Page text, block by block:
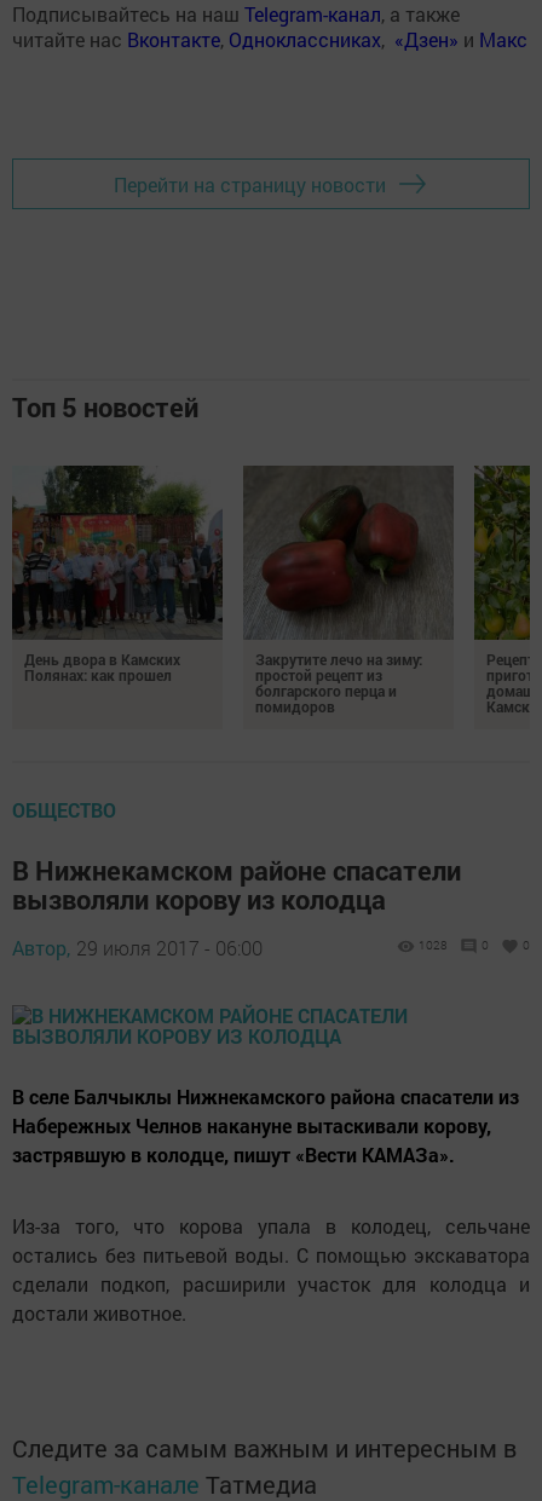
Подписывайтесь на наш Telegram-канал, а также
читайте нас Вконтакте, Одноклассниках, «Дзен» и Макс
Перейти на страницу новости
Топ 5 новостей
День двора в Камских
Полянах: как прошел
Закрутите лечо на зиму:
простой рецепт из
болгарского перца и
помидоров
ОБЩЕСТВО
В Нижнекамском районе спасатели
вызволяли корову из колодца
Автор, 29 июля 2017 - 06:00 1028 0 0
В селе Балчыклы Нижнекамского района спасатели из
Набережных Челнов накануне вытаскивали корову,
застрявшую в колодце, пишут «Вести КАМАЗа».
Из-за того, что корова упала в колодец, сельчане
остались без питьевой воды. С помощью экскаватора
сделали подкоп, расширили участок для колодца и
достали животное.
Следите за самым важным и интересным в
Telegram-канале Татмедиа